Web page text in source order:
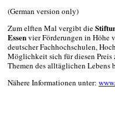
(German version only)
Zum elften Mal vergibt die
Essenvier Förderungen in Höhe
deutscher Fachhochschulen,
Möglichkeit sich für diesen Preis
Themen des alltäglichen Lebens
Nähere Informationen unter: